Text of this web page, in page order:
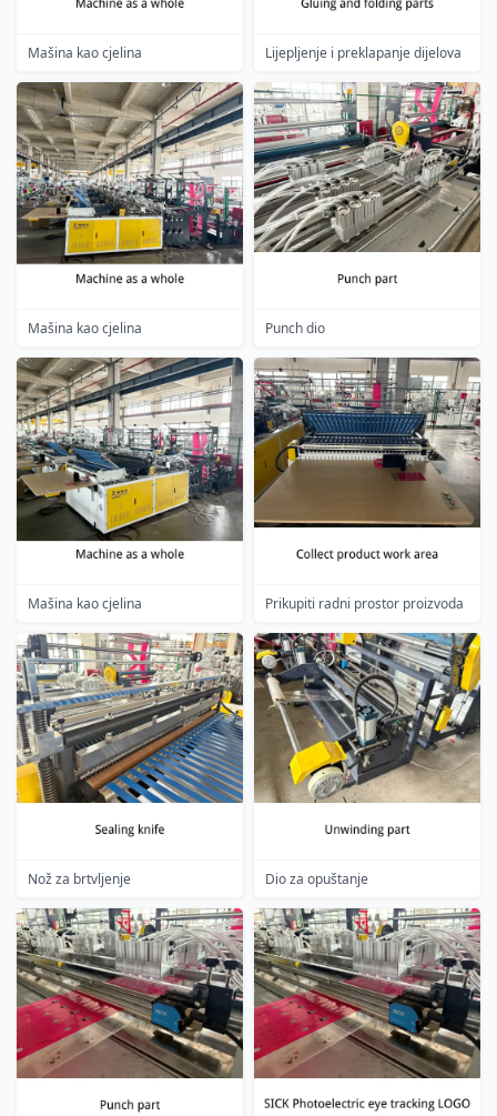
Mašina kao cjelina Lijepljenje i preklapanje dijelova
Mašina kao cjelina Punch dio
Mašina kao cjelina Prikupiti radni prostor proizvoda
Nož za brtvljenje Dio za opuštanje